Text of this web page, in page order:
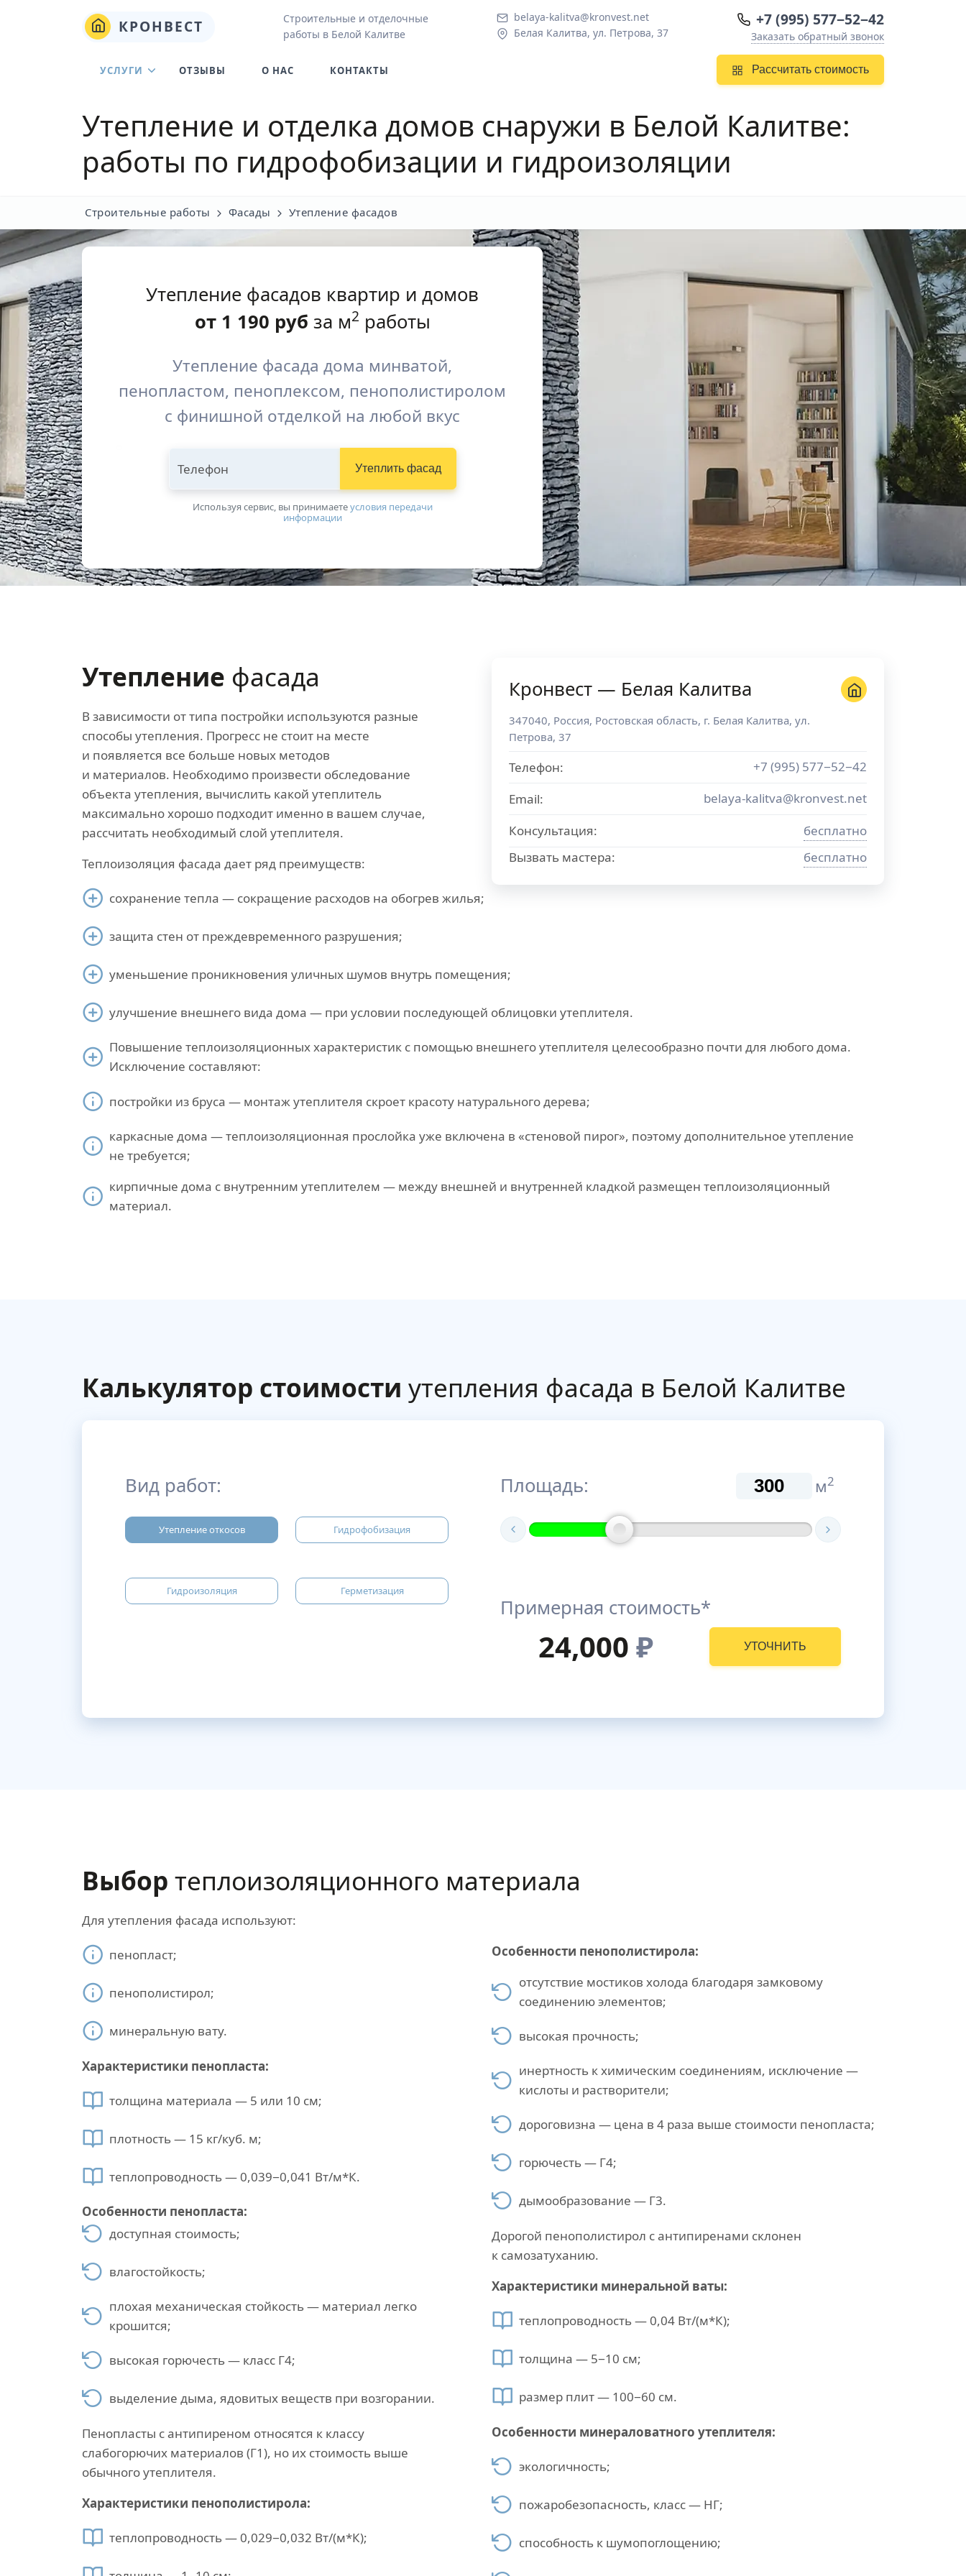
КРОНВЕСТ
Строительные и отделочные
работы в Белой Калитве
belaya-kalitva@kronvest.net
Белая Калитва, ул. Петрова, 37
+7 (995) 577−52−42
Заказать обратный звонок
Рассчитать стоимость
УСЛУГИ ОТЗЫВЫ О НАС КОНТАКТЫ
Утепление и отделка домов снаружи в Белой Калитве:
работы по гидрофобизации и гидроизоляции
Строительные работы Фасады Утепление фасадов
Утепление фасадов квартир и домов
от 1 190 руб за м2 работы
Утепление фасада дома минватой,
пенопластом, пеноплексом, пенополистиролом
с финишной отделкой на любой вкус
Телефон Утеплить фасад
Используя сервис, вы принимаетeусловия передачи
информации
Утепление фасада
В зависимости от типа постройки используются разные
способы утепления. Прогресс не стоит на месте
и появляется все больше новых методов
и материалов. Необходимо произвести обследование
объекта утепления, вычислить какой утеплитель
максимально хорошо подходит именно в вашем случае,
рассчитать необходимый слой утеплителя.
Теплоизоляция фасада дает ряд преимуществ:
Кронвест — Белая Калитва
347040, Россия, Ростовская область, г. Белая Калитва, ул.
Петрова, 37
Телефон:
+7 (995) 577−52−42
Email:
belaya-kalitva@kronvest.net
Консультация:
бесплатно
Вызвать мастера:
бесплатно
сохранение тепла — сокращение расходов на обогрев жилья;
защита стен от преждевременного разрушения;
уменьшение проникновения уличных шумов внутрь помещения;
улучшение внешнего вида дома — при условии последующей облицовки утеплителя.
Повышение теплоизоляционных характеристик с помощью внешнего утеплителя целесообразно почти для любого дома.
Исключение составляют:
постройки из бруса — монтаж утеплителя скроет красоту натурального дерева;
каркасные дома — теплоизоляционная прослойка уже включена в «стеновой пирог», поэтому дополнительное утепление
не требуется;
кирпичные дома с внутренним утеплителем — между внешней и внутренней кладкой размещен теплоизоляционный
материал.
Калькулятор стоимости утепления фасада в Белой Калитве
Вид работ:
Утепление откосов Гидрофобизация
Гидроизоляция Герметизация
Площадь: м2
Примерная стоимость*
24,000 ₽ УТОЧНИТЬ
Выбор теплоизоляционного материала
Для утепления фасада используют:
пенопласт;
пенополистирол;
минеральную вату.
Характеристики пенопласта:
толщина материала — 5 или 10 см;
плотность — 15 кг/куб. м;
теплопроводность — 0,039−0,041 Вт/м*К.
Особенности пенопласта:
доступная стоимость;
влагостойкость;
плохая механическая стойкость — материал легко
крошится;
высокая горючесть — класс Г4;
выделение дыма, ядовитых веществ при возгорании.
Пенопласты с антипиреном относятся к классу
слабогорючих материалов (Г1), но их стоимость выше
обычного утеплителя.
Характеристики пенополистирола:
теплопроводность — 0,029−0,032 Вт/(м*К);
Особенности пенополистирола:
отсутствие мостиков холода благодаря замковому
соединению элементов;
высокая прочность;
инертность к химическим соединениям, исключение —
кислоты и растворители;
дороговизна — цена в 4 раза выше стоимости пенопласта;
горючесть — Г4;
дымообразование — Г3.
Дорогой пенополистирол с антипиренами склонен
к самозатуханию.
Характеристики минеральной ваты:
теплопроводность — 0,04 Вт/(м*К);
толщина — 5−10 см;
размер плит — 100−60 см.
Особенности минераловатного утеплителя:
экологичность;
пожаробезопасность, класс — НГ;
способность к шумопоглощению;